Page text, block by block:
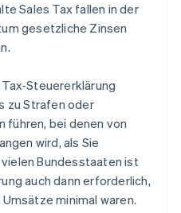
Sales Tax fallen in der
gesetzliche Zinsen
Steuererklärung
zu Strafen oder
führen, bei denen von
wird, als Sie
Bundesstaaten ist
auch dann erforderlich,
minimal waren.